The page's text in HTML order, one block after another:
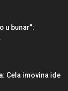
u bunar”:
Cela imovina ide